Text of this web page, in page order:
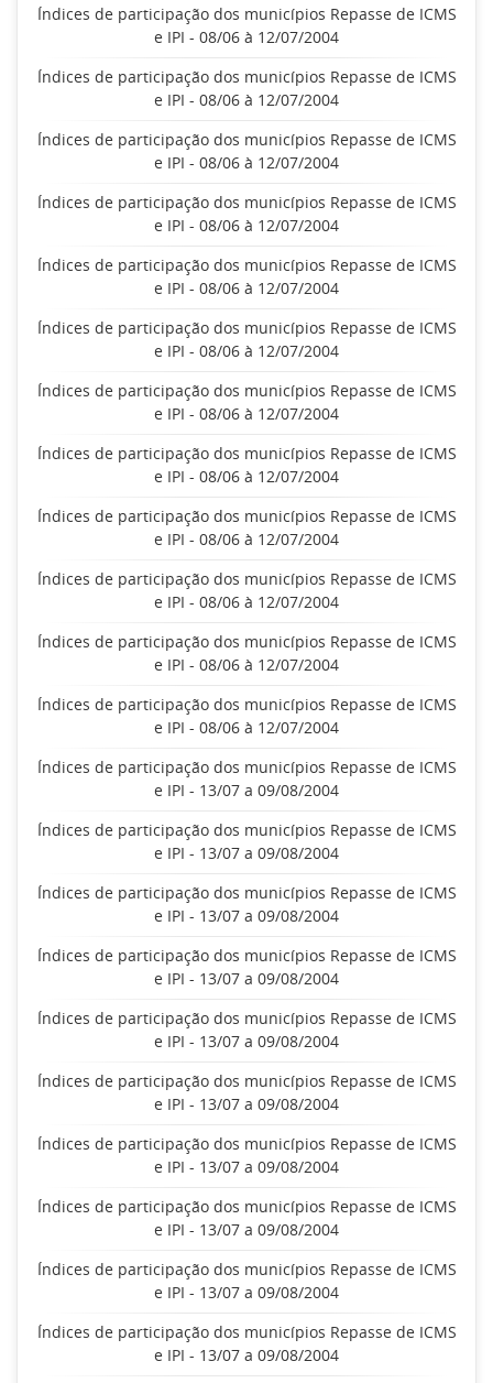
Índices de participação dos municípios Repasse de ICMS
e IPI - 08/06 à 12/07/2004
Índices de participação dos municípios Repasse de ICMS
e IPI - 08/06 à 12/07/2004
Índices de participação dos municípios Repasse de ICMS
e IPI - 08/06 à 12/07/2004
Índices de participação dos municípios Repasse de ICMS
e IPI - 08/06 à 12/07/2004
Índices de participação dos municípios Repasse de ICMS
e IPI - 08/06 à 12/07/2004
Índices de participação dos municípios Repasse de ICMS
e IPI - 08/06 à 12/07/2004
Índices de participação dos municípios Repasse de ICMS
e IPI - 08/06 à 12/07/2004
Índices de participação dos municípios Repasse de ICMS
e IPI - 08/06 à 12/07/2004
Índices de participação dos municípios Repasse de ICMS
e IPI - 08/06 à 12/07/2004
Índices de participação dos municípios Repasse de ICMS
e IPI - 08/06 à 12/07/2004
Índices de participação dos municípios Repasse de ICMS
e IPI - 08/06 à 12/07/2004
Índices de participação dos municípios Repasse de ICMS
e IPI - 08/06 à 12/07/2004
Índices de participação dos municípios Repasse de ICMS
e IPI - 13/07 a 09/08/2004
Índices de participação dos municípios Repasse de ICMS
e IPI - 13/07 a 09/08/2004
Índices de participação dos municípios Repasse de ICMS
e IPI - 13/07 a 09/08/2004
Índices de participação dos municípios Repasse de ICMS
e IPI - 13/07 a 09/08/2004
Índices de participação dos municípios Repasse de ICMS
e IPI - 13/07 a 09/08/2004
Índices de participação dos municípios Repasse de ICMS
e IPI - 13/07 a 09/08/2004
Índices de participação dos municípios Repasse de ICMS
e IPI - 13/07 a 09/08/2004
Índices de participação dos municípios Repasse de ICMS
e IPI - 13/07 a 09/08/2004
Índices de participação dos municípios Repasse de ICMS
e IPI - 13/07 a 09/08/2004
Índices de participação dos municípios Repasse de ICMS
e IPI - 13/07 a 09/08/2004